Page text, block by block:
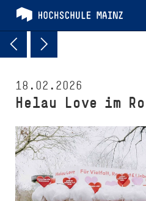
18.02.2026
Helau Love im